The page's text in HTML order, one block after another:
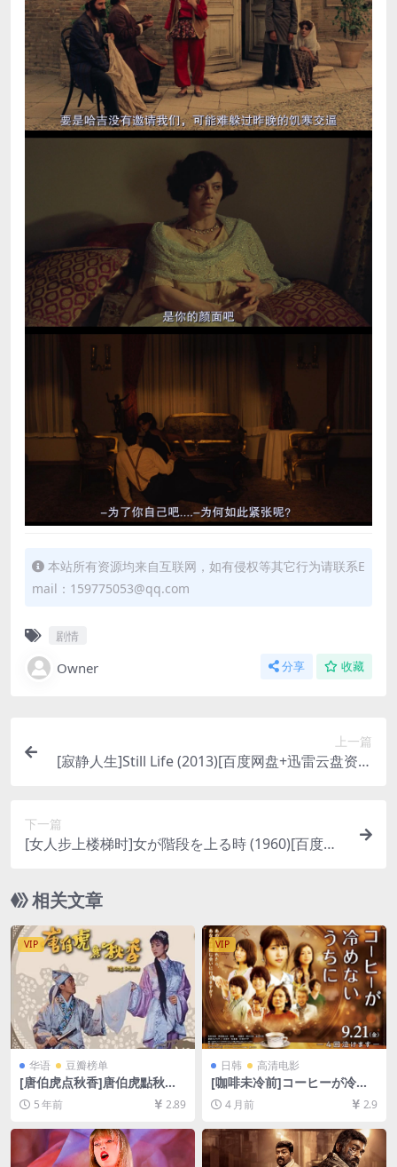
本站所有资源均来自互联网，如有侵权等其它行为请联系E
mail：159775053@qq.com
剧情
Owner 分享 收藏
上一篇
[寂静人生]Still Life (2013)[百度网盘+迅雷云盘资源
下一篇
[女人步上楼梯时]女が階段を上る時 (1960)[百度网
[日语中字]
相关文章
VIP
华语 豆瓣榜单
[唐伯虎点秋香]唐伯虎點秋香
(1993)[百度网盘+迅雷云盘资
源1080P超清未删减][MP4/6.
6GB][粤语中字]
5 年前 2.89
VIP
日韩 高清电影
[咖啡未冷前]コーヒーが冷め
ないうちに (2018)[百度网盘
+夸克网盘1080P超清未删减
资源][网盘在线播放/下载][MP
4/7.9GB][中文字幕]
4 月前 2.9